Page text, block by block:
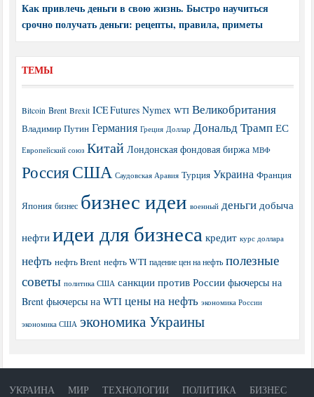
Как привлечь деньги в свою жизнь. Быстро научиться
срочно получать деньги: рецепты, правила, приметы
ТЕМЫ
Bitcoin Brent Brexit ICE Futures Nymex WTI Великобритания
Владимир Путин Германия Греция Доллар Дональд Трамп ЕС
Европейский союз Китай Лондонская фондовая биржа МВФ
РоссияСША Саудовская Аравия Турция Украина Франция
Япония бизнес бизнес идеи военный деньги добыча
нефти идеи для бизнеса кредит курс доллара
нефть нефть Brent нефть WTI падение цен на нефть полезные
советы политика США санкции против России фьючерсы на
Brent фьючерсы на WTI цены на нефть экономика России
экономика США экономика Украины
УКРАИНА МИР ТЕХНОЛОГИИ ПОЛИТИКА
БИЗНЕС